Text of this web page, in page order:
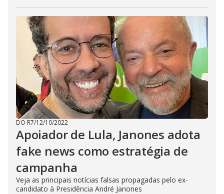
DO R7/12/10/2022
Apoiador de Lula, Janones adota
fake news como estratégia de
campanha
Veja as principais notícias falsas propagadas pelo ex-
candidato à Presidência André Janones